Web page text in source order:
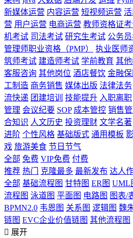
新媒体运营 内容运营 短视频运营
营 用户运营 电商运营 教师资格证
机考试 司法考试 研究生考试 公务
管理师职业资格（PMP）
执业医师
筑师考试 建造师考试 学前教育 其
客服咨询 其他岗位 酒店餐饮 金融
工制造 商务销售 媒体出版 法律法务
流快递 团建培训 技能提升 入职离职
管理 会议纪要 SOP 成本管控 销售
合知识 人文历史 投资理财 文学名著
进阶 个性风格 基础版式 通用模板
戏 旅游美食 节日节气
全部 免费 VIP免费 付费
推荐 热门 克隆最多 最新发布 达人
全部 基础流程图 甘特图 ER图 UML
流程图 泳道图 平面图 电路图 图表/
BPMN2.0 韦恩图 关系图 逻辑图 魏
链图 EVC企业价值链图 其他流程图
 展开